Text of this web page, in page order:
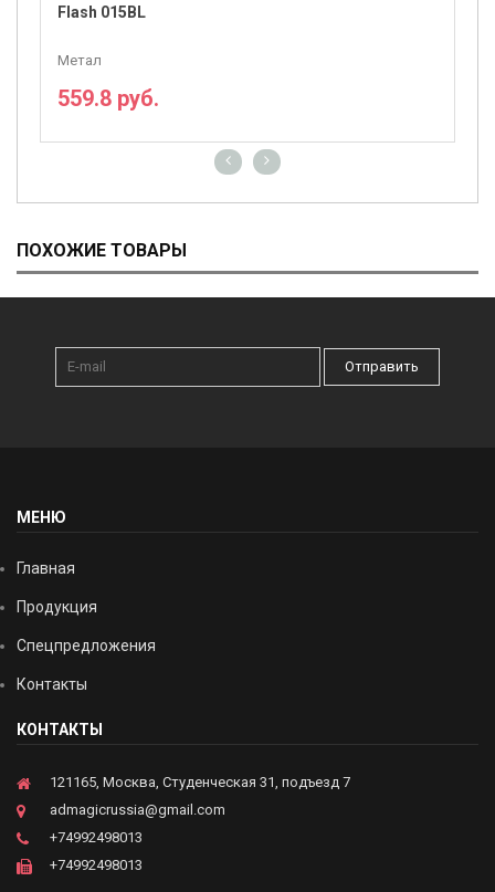
Flash 015BL
Метал
559.8 руб.
ПОХОЖИЕ ТОВАРЫ
Отправить
МЕНЮ
Главная
Продукция
Спецпредложения
Контакты
КОНТАКТЫ
121165, Москва, Студенческая 31, подъезд 7
admagicrussia@gmail.com
+74992498013
+74992498013